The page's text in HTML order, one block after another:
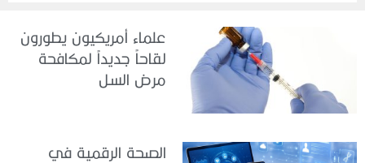
علماء أمريكيون يطورون
لقاحاً جديداً لمكافحة
مرض السل
الصحة الرقمية في